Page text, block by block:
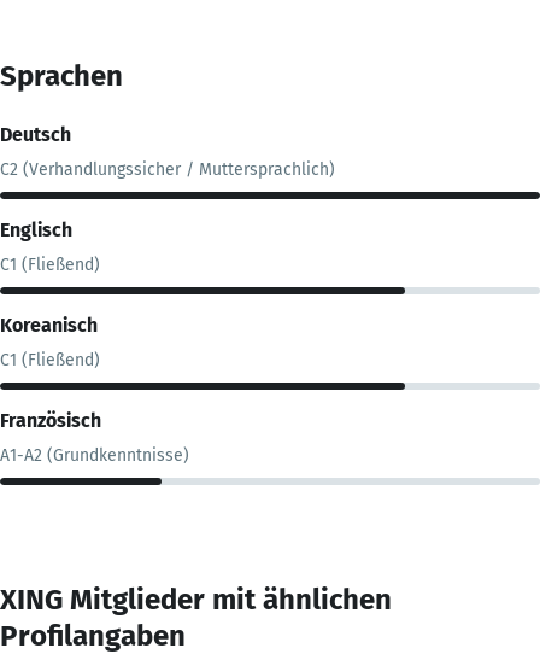
Sprachen
Deutsch
C2 (Verhandlungssicher / Muttersprachlich)
Englisch
C1 (Fließend)
Koreanisch
C1 (Fließend)
Französisch
A1-A2 (Grundkenntnisse)
XING Mitglieder mit ähnlichen
Profilangaben